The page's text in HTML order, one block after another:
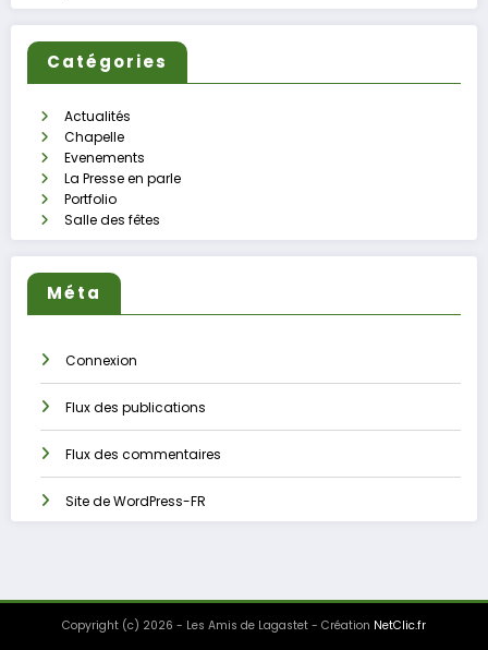
Catégories
Actualités
Chapelle
Evenements
La Presse en parle
Portfolio
Salle des fêtes
Méta
Connexion
Flux des publications
Flux des commentaires
Site de WordPress-FR
Copyright (c) 2026 - Les Amis de Lagastet - Création NetClic.fr